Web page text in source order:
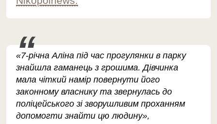
«7-річна Аліна під час прогулянки в парку
знайшла гаманець з грошима. Дівчинка
мала чіткий намір повернути його
законному власнику та звернулась до
поліцейського зі зворушливим проханням
допомогти знайти цю людину»,